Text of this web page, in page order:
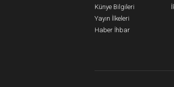
Künye Bilgileri
Yayın İlkeleri
Haber İhbar